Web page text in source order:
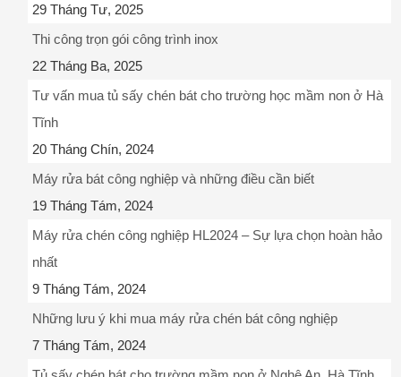
29 Tháng Tư, 2025
Thi công trọn gói công trình inox
22 Tháng Ba, 2025
Tư vấn mua tủ sấy chén bát cho trường học mầm non ở Hà
Tĩnh
20 Tháng Chín, 2024
Máy rửa bát công nghiệp và những điều cần biết
19 Tháng Tám, 2024
Máy rửa chén công nghiệp HL2024 – Sự lựa chọn hoàn hảo
nhất
9 Tháng Tám, 2024
Những lưu ý khi mua máy rửa chén bát công nghiệp
7 Tháng Tám, 2024